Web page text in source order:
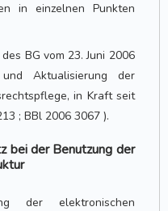
in einzelnen Punkten
BG vom 23. Juni 2006
Aktuali­sierung der
in Kraft seit
; BBl 2006 3067 ).
bei der Benutzung der
der elektronischen